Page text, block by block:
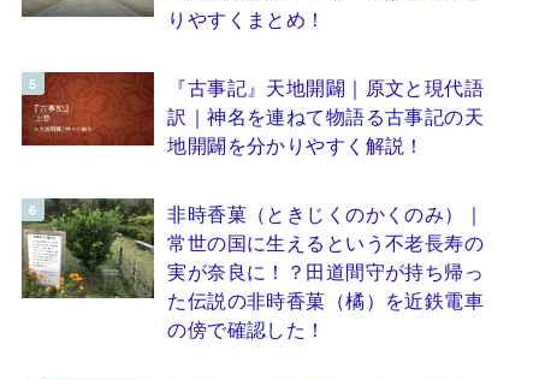
りやすくまとめ！
『古事記』天地開闢｜原文と現代語
訳｜神名を連ねて物語る古事記の天
地開闢を分かりやすく解説！
非時香菓（ときじくのかくのみ）｜
常世の国に生えるという不老長寿の
実が奈良に！？田道間守が持ち帰っ
た伝説の非時香菓（橘）を近鉄電車
の傍で確認した！